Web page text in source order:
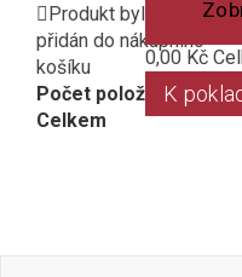
0,00 Kč
K
Produkt byl úspěšně
přidán do nákupního
košíku
Počet položek:
Celkem